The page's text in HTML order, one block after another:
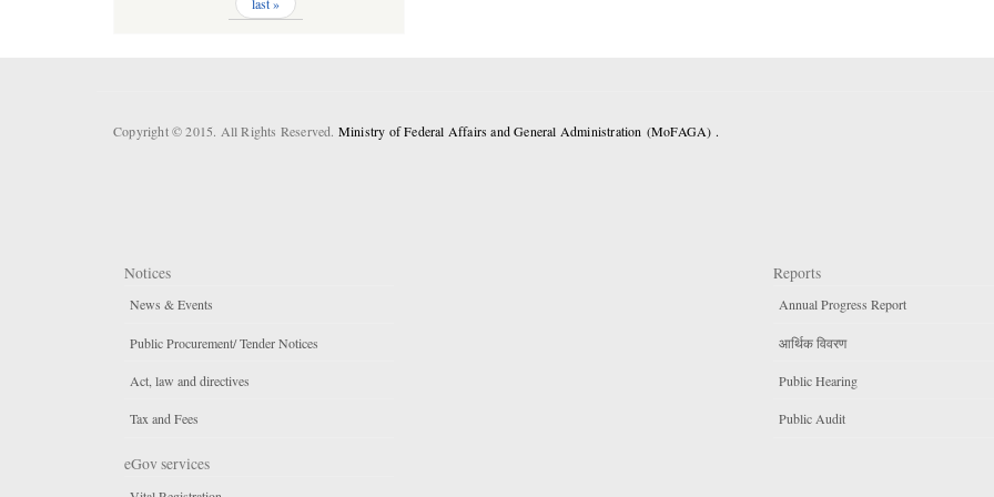
Copyright © 2015. All Rights Reserved. Ministry of Federal Affairs and General Administration (MoFAGA) .
Notices
News & Events
Public Procurement/ Tender Notices
Act, law and directives
Tax and Fees
eGov services
Reports
Annual Progress Report
आर्थिक विवरण
Public Hearing
Public Audit